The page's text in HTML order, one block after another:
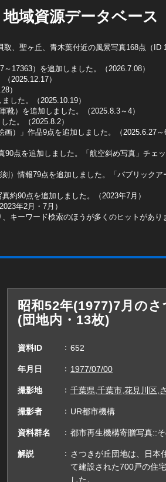
域資源データベース
、聖ヶ丘、青木葉付近の風景写真168点（ID
17363）を追加しました。（2026.7.08）
2025.12.17）
）
した。（2025.10.19）
靴）を追加しました。（2025.8.3～4）
た。（2025.8.2）
）」作品9点を追加しました。（2025.6.27～
90点を追加しました。「航空斜め写真」チェ
）情報79点を追加しました。「パブリック
約90点を追加しました。（2023年7月）
年2月・7月）
キーワード検索のほうが多くのヒットがあ
昭和52年(1977)7月の
(団地内・13枚)
資料ID 652
年月日 1977/07/00
撮影地 千葉県,千葉市,花見川区,
撮影者 UR都市機構
資料群名 都市再生機構寄贈写真::
解説
さつきが丘団地は、日本
て建設された700戸の住
した。